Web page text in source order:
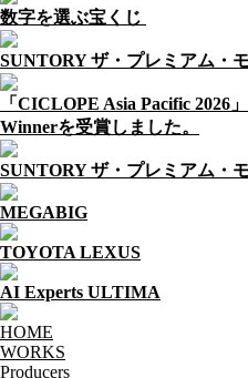
数字を選ぶ宝くじ
SUNTORY ザ・プレミアム・
「CICLOPE Asia Pacific
Winnerを受賞しました。
SUNTORY ザ・プレミアム・
MEGABIG
TOYOTA LEXUS
AI Experts ULTIMA
HOME
WORKS
Producers